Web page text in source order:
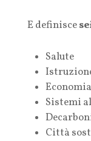
E definisce
Salute
Sistemi
Città